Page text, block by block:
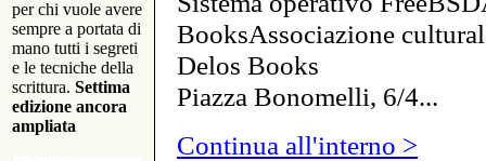
per chi vuole avere
sempre a portata di
mano tutti i segreti
e le tecniche della
scrittura. Settima
edizione ancora
ampliata
BooksAssociazione
Delos Books
Piazza Bonomelli, 6/4...
Continua all'interno >